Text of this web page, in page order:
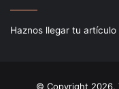
Haznos llegar tu artículo
© Copyright 2026,